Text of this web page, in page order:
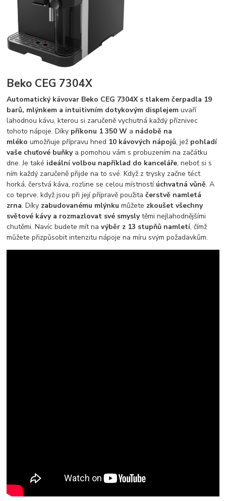
Beko CEG 7304X
Automatický kávovar Beko CEG 7304X s tlakem čerpadla 19
barů, mlýnkem a intuitivním dotykovým displejem uvaří
lahodnou kávu, kterou si zaručeně vychutná každý příznivec
tohoto nápoje. Díky příkonu 1 350 W a nádobě na
mléko umožňuje přípravu hned 10 kávových nápojů, jež pohladí
vaše chuťové buňkya pomohou vám s probuzením na začátku
dne. Je také ideální volbou například do kanceláře, neboť si s
ním každý zaručeně přijde na to své. Když z trysky začne téct
horká, čerstvá káva, rozline se celou místností úchvatná vůně. A
co teprve, když jsou při její přípravě použitačerstvě namletá
zrna. Díky zabudovanému mlýnku můžete zkoušet všechny
světové kávy a rozmazlovat své smyslytěmi nejlahodnějšími
chutěmi. Navíc budete mít navýběr z 13 stupňů namletí, čímž
můžete přizpůsobit intenzitu nápoje na míru svým požadavkům.